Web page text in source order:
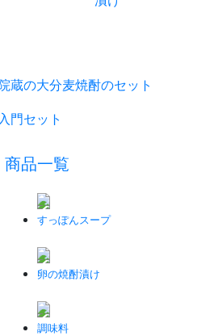
商品一覧
すっぽんスープ
卵の焼酎漬け
調味料